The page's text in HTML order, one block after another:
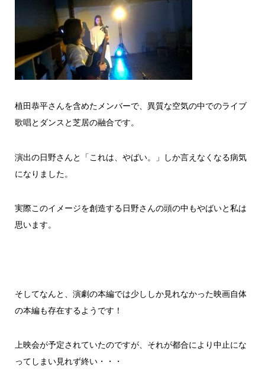
植田恭平さんを含めたメンバーで、異質な空気の中でのライブ
歌唱とダンスと芝居の融合です。
演出の日野さんと「これは、やばい。」しか言えなくなる病気
になりました。
実際このイメージを創造する日野さんの頭の中もやばいと私は
思います。
そしてなんと、演劇の本編では少ししか見れなかった映画自体
の本編も存在するようです！
上映会が予定されていたのですが、それが都合により中止にな
ってしまい見れず終い・・・